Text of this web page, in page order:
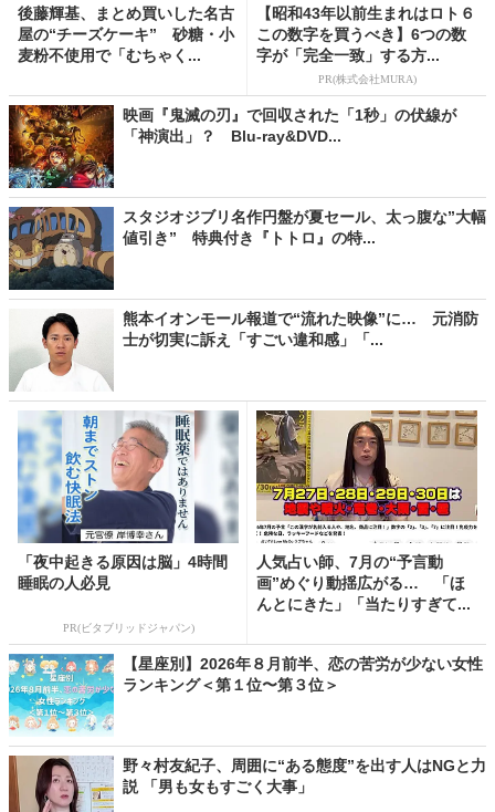
後藤輝基、まとめ買いした名古
屋の“チーズケーキ” 砂糖・小
麦粉不使用で「むちゃく...
【昭和43年以前生まれはロト６
この数字を買うべき】6つの数
字が「完全一致」する方...
PR(株式会社MURA)
映画『鬼滅の刃』で回収された「1秒」の伏線が
「神演出」？ Blu-ray&DVD...
スタジオジブリ名作円盤が夏セール、太っ腹な”大幅
値引き” 特典付き『トトロ』の特...
熊本イオンモール報道で“流れた映像”に… 元消防
士が切実に訴え「すごい違和感」「...
「夜中起きる原因は脳」4時間
睡眠の人必見
PR(ビタブリッドジャパン)
人気占い師、7月の“予言動
画”めぐり動揺広がる… 「ほ
んとにきた」「当たりすぎて...
【星座別】2026年８月前半、恋の苦労が少ない女性
ランキング＜第１位〜第３位＞
野々村友紀子、周囲に“ある態度”を出す人はNGと力
説 「男も女もすごく大事」